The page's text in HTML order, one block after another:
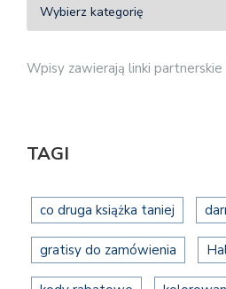
Wpisy zawierają linki partnerskie
TAGI
co druga książka taniej
gratisy do zamówienia